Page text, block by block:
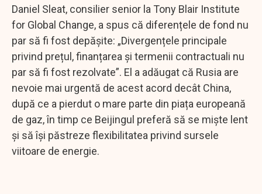
Daniel Sleat, consilier senior la Tony Blair Institute
for Global Change, a spus că diferențele de fond nu
par să fi fost depășite: „Divergențele principale
privind prețul, finanțarea și termenii contractuali nu
par să fi fost rezolvate”. El a adăugat că Rusia are
nevoie mai urgentă de acest acord decât China,
după ce a pierdut o mare parte din piața europeană
de gaz, în timp ce Beijingul preferă să se miște lent
și să își păstreze flexibilitatea privind sursele
viitoare de energie.